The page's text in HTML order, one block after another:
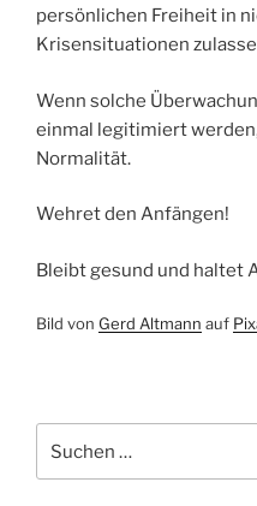
persönlichen Freiheit in
Krisensituationen
Wenn solche
einmal legitimiert
Normalität.
Wehret den Anfängen!
Bleibt gesund und haltet
Bild von Gerd Altmann auf
nach: